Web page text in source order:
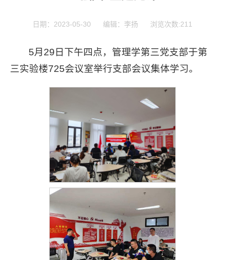
日期：2023-05-30 编辑：李扬 浏览次数:211
5月29日下午四点，管理学第三党支部于第
三实验楼725会议室举行支部会议集体学习。